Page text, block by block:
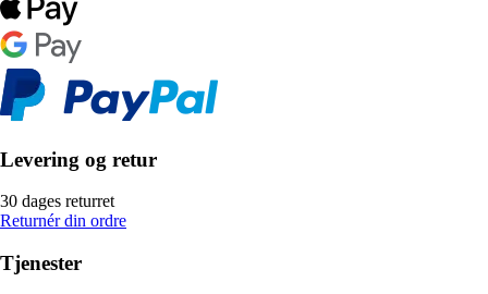
Levering og retur
30 dages returret
Returnér din ordre
Tjenester